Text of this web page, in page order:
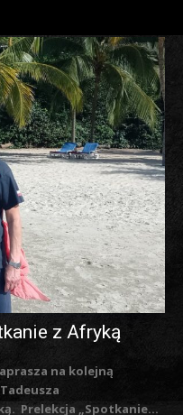
z Afryką
na kolejną
Zarzyckiego pt. Spotkanie z Afryką. Prelekcja „Spotkanie...